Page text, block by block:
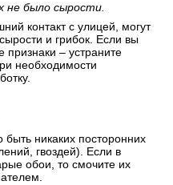
не было сырости.
контакт с улицей, могут
и грибок. Если вы
– устраните
необходимости
никаких посторонних
гвоздей). Если в
обои, то смочите их